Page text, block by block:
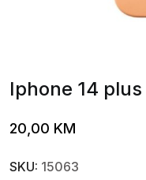
Iphone 14
20,00 KM
SKU: 15063